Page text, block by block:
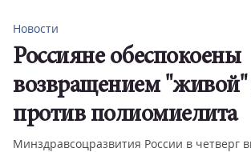
Новости
Россияне обеспокоены
возвращением
против полиомиелита
Минздравсоцразвития России в четверг